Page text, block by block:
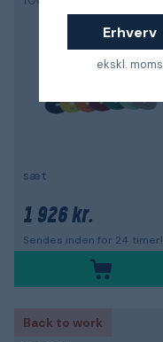
Erhverv
ekskl. moms
sæt
1 926 kr.
Sendes inden for 24 timer!
Back to work